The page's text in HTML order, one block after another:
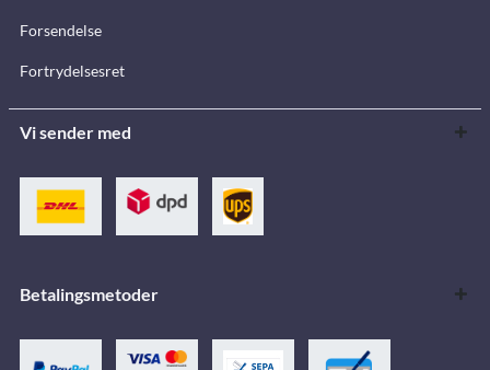
Forsendelse
Fortrydelsesret
Vi sender med
Betalingsmetoder